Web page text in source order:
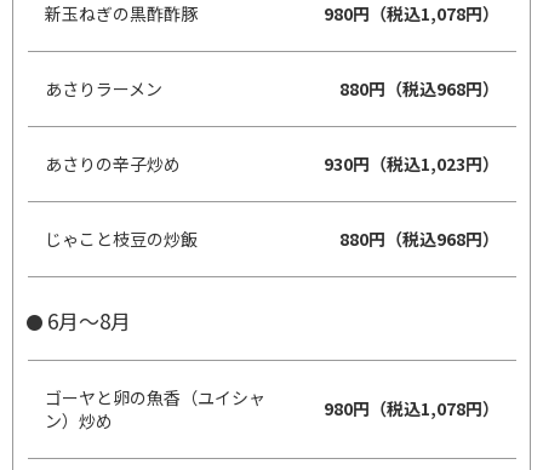
新玉ねぎの黒酢酢豚 980円（税込1,078円）
あさりラーメン 880円（税込968円）
あさりの辛子炒め 930円（税込1,023円）
じゃこと枝豆の炒飯 880円（税込968円）
6月～8月
ゴーヤと卵の魚香（ユイシャ
ン）炒め
980円（税込1,078円）